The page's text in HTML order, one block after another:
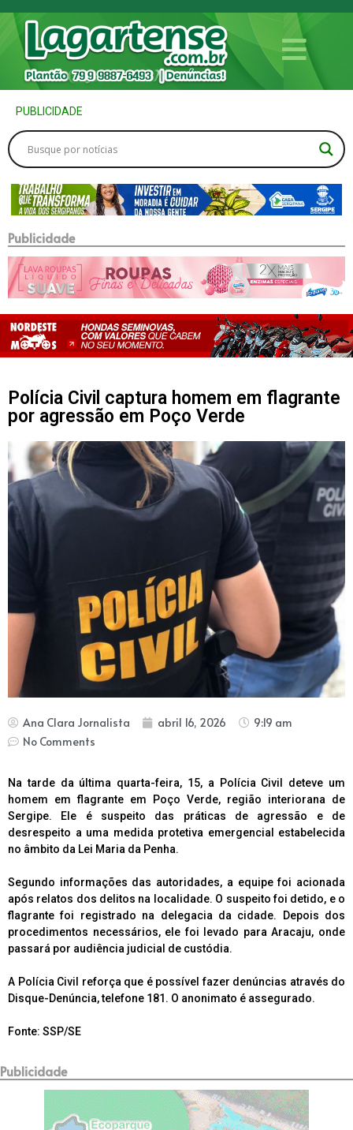
PUBLICIDADE
Publicidade
Polícia Civil captura homem em flagrante
por agressão em Poço Verde
Ana Clara Jornalista abril 16, 2026
9:19 am
No Comments
Na tarde da última quarta-feira, 15, a Polícia Civil deteve um
homem em flagrante em Poço Verde, região interiorana de
Sergipe. Ele é suspeito das práticas de agressão e de
desrespeito a uma medida protetiva emergencial estabelecida
no âmbito da Lei Maria da Penha.
Segundo informações das autoridades, a equipe foi acionada
após relatos dos delitos na localidade. O suspeito foi detido, e o
flagrante foi registrado na delegacia da cidade. Depois dos
procedimentos necessários, ele foi levado para Aracaju, onde
passará por audiência judicial de custódia.
A Polícia Civil reforça que é possível fazer denúncias através do
Disque-Denúncia, telefone 181. O anonimato é assegurado.
Fonte: SSP/SE
Publicidade